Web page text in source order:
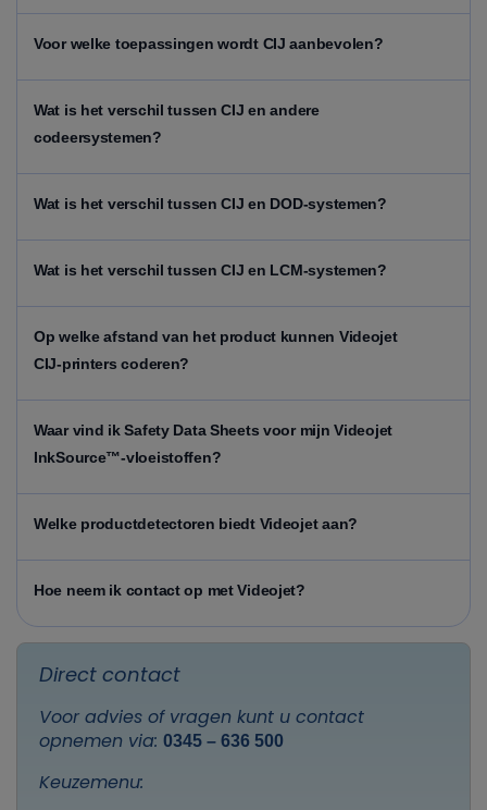
Voor welke toepassingen wordt CIJ aanbevolen?
Wat is het verschil tussen CIJ en andere
codeersystemen?
Wat is het verschil tussen CIJ en DOD-systemen?
Wat is het verschil tussen CIJ en LCM-systemen?
Op welke afstand van het product kunnen Videojet
CIJ-printers coderen?
Waar vind ik Safety Data Sheets voor mijn Videojet
InkSource™-vloeistoffen?
Welke productdetectoren biedt Videojet aan?
Hoe neem ik contact op met Videojet?
Direct contact
Voor advies of vragen kunt u contact
opnemen via: 0345 – 636 500
Keuzemenu: